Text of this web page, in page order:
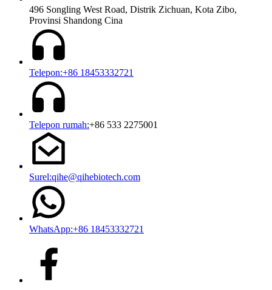
496 Songling West Road, Distrik Zichuan, Kota Zibo,
Provinsi Shandong Cina
Telepon:+86 18453332721
Telepon rumah:+86 533 2275001
Surel:qihe@qihebiotech.com
WhatsApp:+86 18453332721